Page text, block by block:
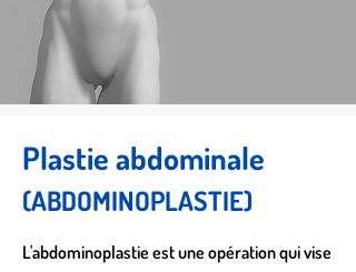
Plastie abdominale
(ABDOMINOPLASTIE)
L'abdominoplastie est une opération qui vise